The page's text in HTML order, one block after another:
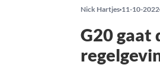
Nick Hartjes 11-10-2022
G20 gaat